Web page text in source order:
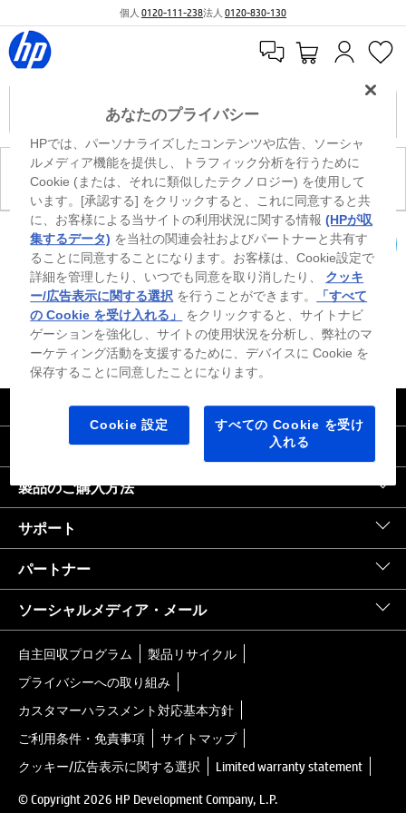
個人 0120-111-238法人 0120-830-130
現在、このカテゴリには商品がありません。
カートを確認
※ Windowsのすべてのエディションまたはバージョンで、すべての機能を使用でき
るわけではありません。Windowsの機能を最大限に活用するには、システムのハ
ードウェア、ドライバー、ソフトウェアのアップグレードおよび/または別途購
入、あるいはBIOSのアップデートが必要になる場合があります。Windowsは自動
的にアップデートされ、有効になります。高速インターネットとMicrosoftアカウ
ントが必要になります。ISPの料金が適用され、今後アップデートの際に要件が追
加される場合があります。http://www.windows.com 外部リンクアイコンをご覧く
ださい。
｜United States HP.com
会社情報
製品のご購入方法
サポート
パートナー
ソーシャルメディア・メール
自主回収プログラム
製品リサイクル
プライバシーへの取り組み
カスタマーハラスメント対応基本方針
ご利用条件・免責事項
サイトマップ
クッキー/広告表示に関する選択
Limited warranty statement
© Copyright 2026 HP Development Company, L.P.
あなたのプライバシー
HPでは、パーソナライズしたコンテンツや広告、ソーシャ
ルメディア機能を提供し、トラフィック分析を行うために
Cookie (または、それに類似したテクノロジー) を使用して
います。[承認する] をクリックすると、これに同意すると共
に、お客様による当サイトの利用状況に関する情報(HPが収
集するデータ) を当社の関連会社およびパートナーと共有す
ることに同意することになります。お客様は、Cookie設定で
詳細を管理したり、いつでも同意を取り消したり、 クッキ
ー/広告表示に関する選択 を行うことができます。
「すべて
の Cookie を受け入れる」
をクリックすると、サイトナビ
ゲーションを強化し、サイトの使用状況を分析し、弊社のマ
ーケティング活動を支援するために、デバイスに Cookie を
保存することに同意したことになります。
Cookie 設定
すべての Cookie を受け
入れる